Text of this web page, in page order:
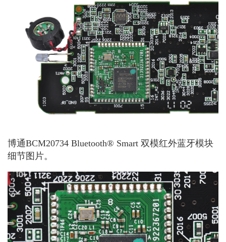
博通BCM20734 Bluetooth® Smart 双模红外蓝牙模块
细节图片。